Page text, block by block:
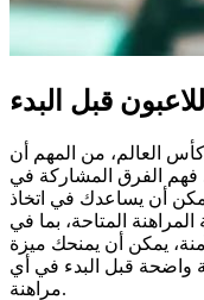
قبل البدء
العالم، من المهم أن
فهم الفرق المشاركة في
يمكن أن يساعدك في اتخاذ
المتاحة، بما في
يمكن أن يمنحك ميزة
واضحة قبل البدء في أي
مراهنة.